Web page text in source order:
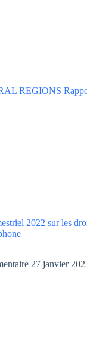
REGIONS
2022 sur les
27 janvier